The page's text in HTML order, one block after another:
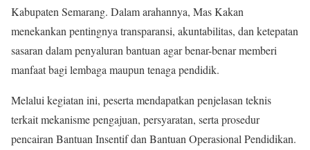
Kabupaten Semarang. Dalam arahannya, Mas Kakan
menekankan pentingnya transparansi, akuntabilitas, dan ketepatan
sasaran dalam penyaluran bantuan agar benar-benar memberi
manfaat bagi lembaga maupun tenaga pendidik.
Melalui kegiatan ini, peserta mendapatkan penjelasan teknis
terkait mekanisme pengajuan, persyaratan, serta prosedur
pencairan Bantuan Insentif dan Bantuan Operasional Pendidikan.